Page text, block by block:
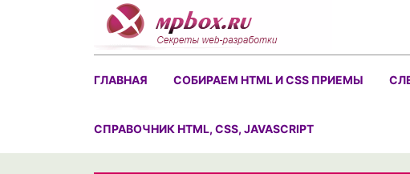
ГЛАВНАЯ СОБИРАЕМ HTML И CSS ПРИЕМЫ
CПРАВОЧНИК HTML, CSS, JAVASCRIPT